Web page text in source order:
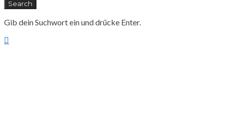
Search
Gib dein Suchwort ein und drücke Enter.